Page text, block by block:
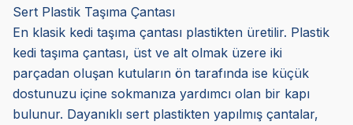
Sert Plastik Taşıma Çantası
En klasik kedi taşıma çantası plastikten üretilir. Plastik
kedi taşıma çantası, üst ve alt olmak üzere iki
parçadan oluşan kutuların ön tarafında ise küçük
dostunuzu içine sokmanıza yardımcı olan bir kapı
bulunur. Dayanıklı sert plastikten yapılmış çantalar,